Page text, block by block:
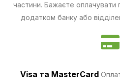
частини. Бажаєте оплачувати
додатком банку або
Visa та MasterCard